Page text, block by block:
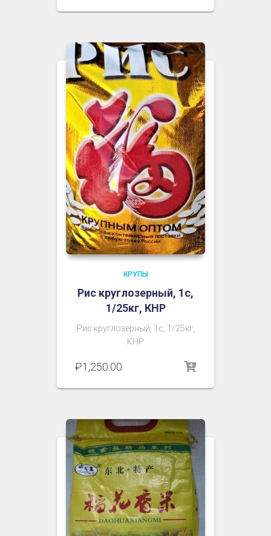
КРУПЫ
Рис круглозерный, 1с,
1/25кг, КНР
Рис круглозерный, 1с, 1/25кг,
КНР
₽1,250.00